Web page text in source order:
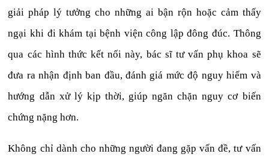
giải pháp lý tưởng cho những ai bận rộn hoặc cảm thấy
ngại khi đi khám tại bệnh viện công lập đông đúc. Thông
qua các hình thức kết nối này, bác sĩ tư vấn phụ khoa sẽ
đưa ra nhận định ban đầu, đánh giá mức độ nguy hiểm và
hướng dẫn xử lý kịp thời, giúp ngăn chặn nguy cơ biến
chứng nặng hơn.
Không chỉ dành cho những người đang gặp vấn đề, tư vấn